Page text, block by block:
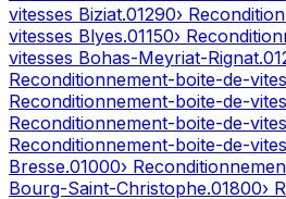
vitesses Biziat.01290›
vitesses Blyes.01150›
vitesses Bohas-Meyriat-Rignat.
Reconditionnement-boite-de-
Reconditionnement-boite-de-
Reconditionnement-boite-de-
Reconditionnement-boite-de-
Bresse.01000›
Bourg-Saint-Christophe.01800›